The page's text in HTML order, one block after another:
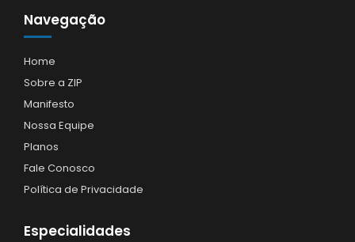
Navegação
Home
Sobre a ZIP
Manifesto
Nossa Equipe
Planos
Fale Conosco
Política de Privacidade
Especialidades